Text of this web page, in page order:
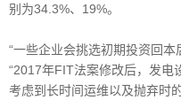
别为34.3%、19%。
“一些企业会挑选初期投资回本
“2017年FIT法案修改后，发电
考虑到长时间运维以及抛弃时